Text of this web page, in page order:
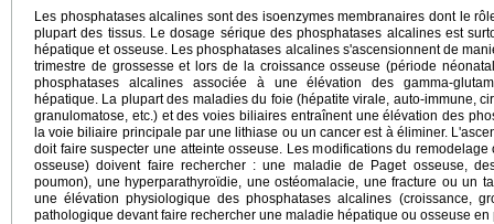
Les phosphatases alcalines sont des isoenzymes membranaires dont le
plupart des tissus. Le dosage sérique des phosphatases alcalines est
hépatique et osseuse. Les phosphatases alcalines s'ascensionnent de
trimestre de grossesse et lors de la croissance osseuse (période
phosphatases alcalines associée à une élévation des gamma-
hépatique. La plupart des maladies du foie (hépatite virale, auto-immune,
granulomatose, etc.) et des voies biliaires entraînent une élévation des
la voie biliaire principale par une lithiase ou un cancer est à éliminer.
doit faire suspecter une atteinte osseuse. Les modifications du
osseuse) doivent faire rechercher : une maladie de Paget osseuse,
poumon), une hyperparathyroïdie, une ostéomalacie, une fracture ou un
une élévation physiologique des phosphatases alcalines (croissance,
pathologique devant faire rechercher une maladie hépatique ou osseuse en